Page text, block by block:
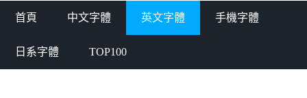
首頁 中文字體 英文字體 手機字體
日系字體 TOP100